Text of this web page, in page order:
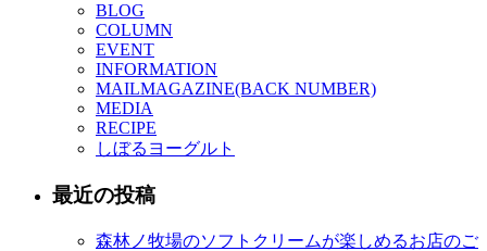
BLOG
COLUMN
EVENT
INFORMATION
MAILMAGAZINE(BACK NUMBER)
MEDIA
RECIPE
しぼるヨーグルト
最近の投稿
森林ノ牧場のソフトクリームが楽しめるお店のご